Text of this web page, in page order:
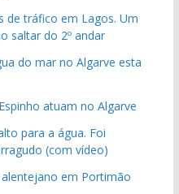
de tráfico em Lagos. Um
saltar do 2º andar
do mar no Algarve esta
atuam no Algarve
para a água. Foi
(com vídeo)
em Portimão